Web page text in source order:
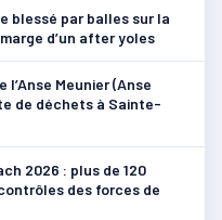
blessé par balles sur la
d’un after yoles
Meunier (Anse
de déchets à Sainte-
2026 : plus de 120
des forces de